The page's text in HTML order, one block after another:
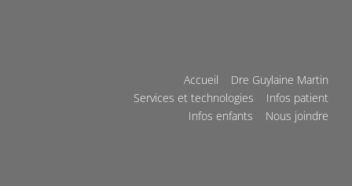
Accueil
Dre Guylaine Martin
Services et technologies
Infos patient
Infos enfants
Nous joindre